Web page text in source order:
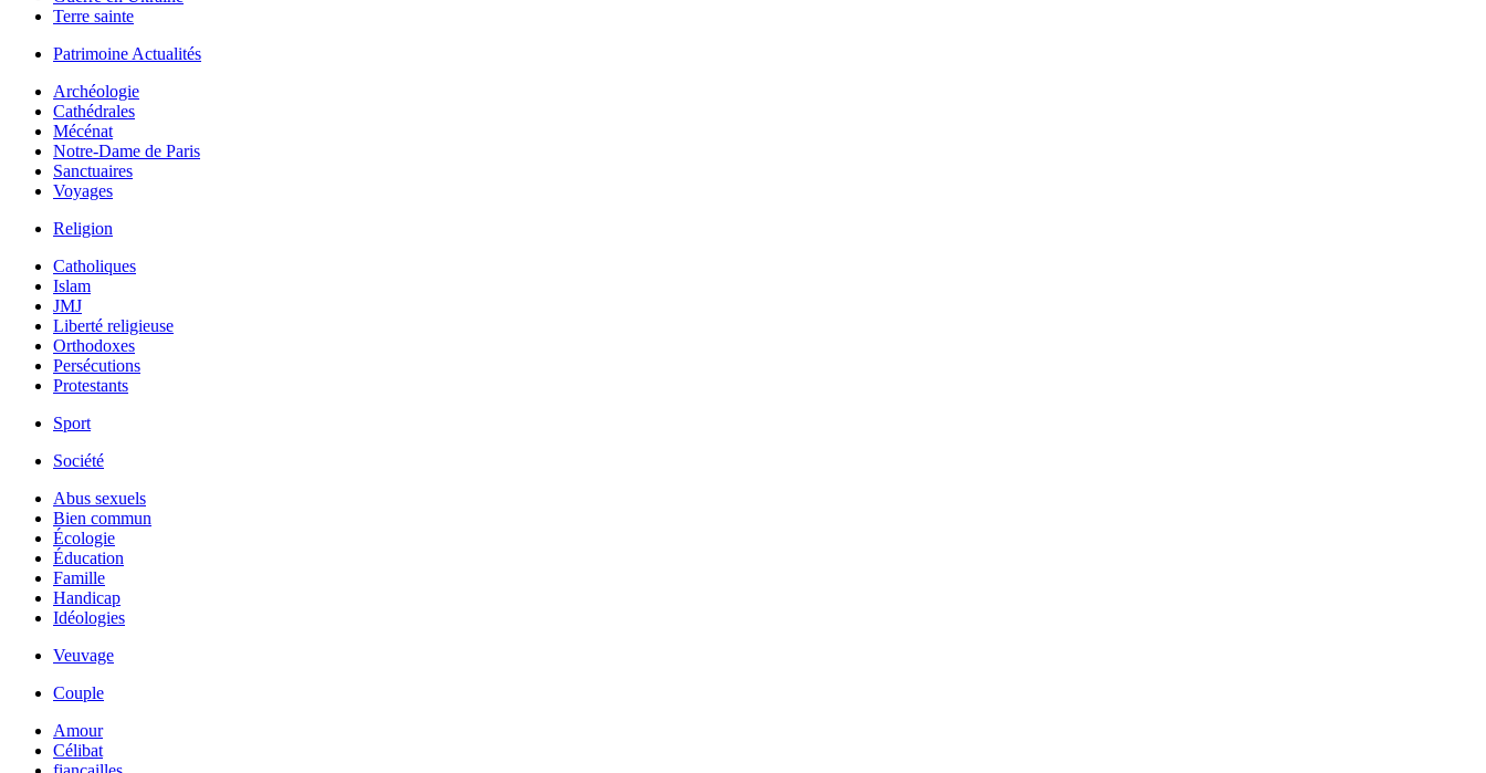
Terre sainte
Patrimoine Actualités
Archéologie
Cathédrales
Mécénat
Notre-Dame de Paris
Sanctuaires
Voyages
Religion
Catholiques
Islam
JMJ
Liberté religieuse
Orthodoxes
Persécutions
Protestants
Sport
Société
Abus sexuels
Bien commun
Écologie
Éducation
Famille
Handicap
Idéologies
Veuvage
Couple
Amour
Célibat